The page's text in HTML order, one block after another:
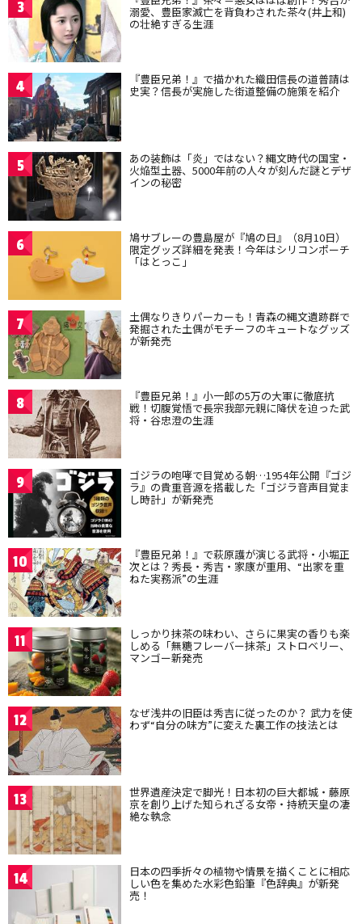
3 溺愛、豊臣家滅亡を背負わされた茶々(井上和)
の壮絶すぎる生涯
4 『豊臣兄弟！』で描かれた織田信長の道普請は
史実？信長が実施した街道整備の施策を紹介
5 あの装飾は「炎」ではない？縄文時代の国宝・
火焔型土器、5000年前の人々が刻んだ謎とデザ
インの秘密
6 鳩サブレーの豊島屋が『鳩の日』（8月10日）
限定グッズ詳細を発表！今年はシリコンポーチ
「はとっこ」
7 土偶なりきりパーカーも！青森の縄文遺跡群で
発掘された土偶がモチーフのキュートなグッズ
が新発売
8 『豊臣兄弟！』小一郎の5万の大軍に徹底抗
戦！切腹覚悟で長宗我部元親に降伏を迫った武
将・谷忠澄の生涯
9 ゴジラの咆哮で目覚める朝…1954年公開『ゴジ
ラ』の貴重音源を搭載した「ゴジラ音声目覚ま
し時計」が新発売
10 『豊臣兄弟！』で萩原護が演じる武将・小堀正
次とは？秀長・秀吉・家康が重用、“出家を重
ねた実務派”の生涯
11 しっかり抹茶の味わい、さらに果実の香りも楽
しめる「無糖フレーバー抹茶」ストロベリー、
マンゴー新発売
12 なぜ浅井の旧臣は秀吉に従ったのか？ 武力を使
わず“自分の味方”に変えた裏工作の技法とは
13 世界遺産決定で脚光！日本初の巨大都城・藤原
京を創り上げた知られざる女帝・持統天皇の凄
絶な執念
14 日本の四季折々の植物や情景を描くことに相応
しい色を集めた水彩色鉛筆『色辞典』が新発
売！